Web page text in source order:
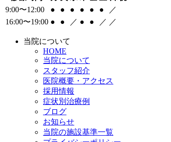
9:00〜12:00
● ● ● ● ● ●
／
16:00〜19:00 ● ● ／ ● ● ／ ／
当院について
HOME
当院について
スタッフ紹介
医院概要・アクセス
採用情報
症状別治療例
ブログ
お知らせ
当院の施設基準一覧